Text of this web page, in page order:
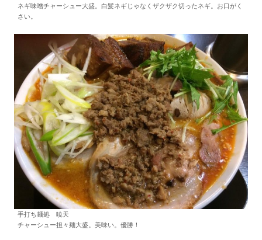
ネギ味噌チャーシュー大盛。白髪ネギじゃなくザクザク切ったネギ。お口がく
さい。
手打ち麺処 暁天
チャーシュー担々麺大盛。美味い。優勝！